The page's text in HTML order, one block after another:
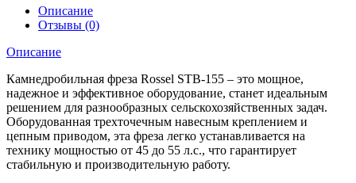
Описание
Отзывы (0)
Описание
Камнедробильная фреза Rossel STB-155 – это мощное,
надежное и эффективное оборудование, станет идеальным
решением для разнообразных сельскохозяйственных задач.
Оборудованная трехточечным навесным креплением и
цепным приводом, эта фреза легко устанавливается на
технику мощностью от 45 до 55 л.с., что гарантирует
стабильную и производительную работу.